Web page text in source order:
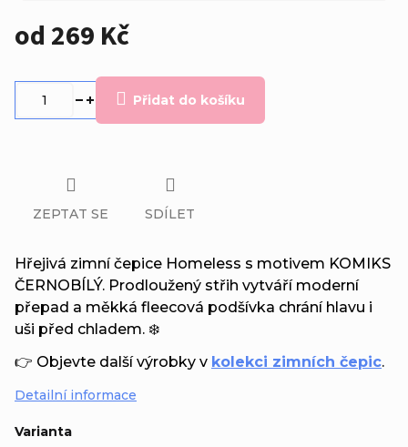
od 269 Kč
Varianta
Přidat do košíku
Hřejivá zimní čepice Homeless s motivem KOMIKS
ČERNOBÍLÝ. Prodloužený střih vytváří moderní
přepad a měkká fleecová podšívka chrání hlavu i
uši před chladem. ❄️
👉 Objevte další výrobky v kolekci zimních čepic.
Detailní informace
ZEPTAT SE SDÍLET